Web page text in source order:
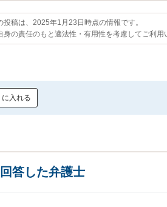
投稿は、2025年1月23日時点の情報です。
身の責任のもと適法性・有用性を考慮してご利用
入れる
答した弁護士